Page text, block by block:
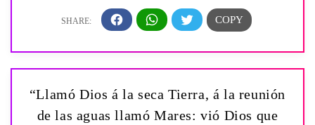
“Llamó Dios á la seca Tierra, á la reunión
de las aguas llamó Mares: vió Dios que